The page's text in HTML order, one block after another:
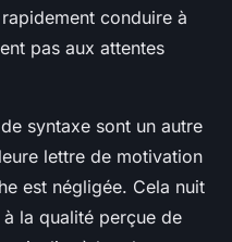
conduire à
pas aux attentes
syntaxe sont un autre
lettre de motivation
est négligée. Cela nuit
la qualité perçue de